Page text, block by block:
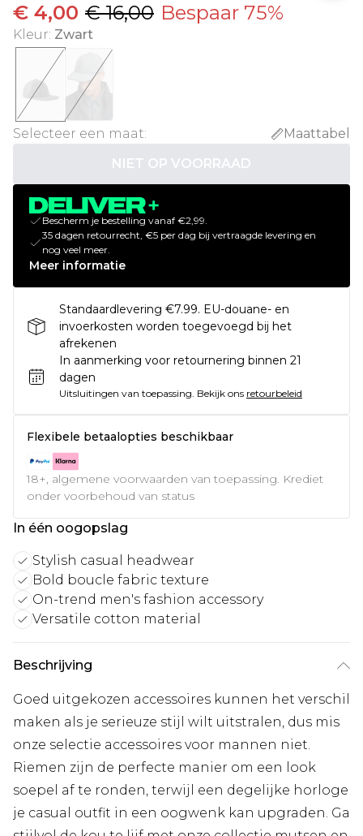
€ 4,00 € 16,00 Bespaar 75%
Kleur: Zwart
Selecteer een maat:
Maattabel
NIET OP VOORRAAD
Bescherm je bestelling vanaf €2,99.
35 dagen retourrecht, €5 per dag bij vertraagde levering en
nog veel meer.
Meer informatie
Standaardlevering €7.99. EU-douane- en
invoerkosten worden toegevoegd bij het
afrekenen
In aanmerking voor retournering binnen 21
dagen
Uitsluitingen van toepassing. Bekijk ons retourbeleid
Flexibele betaalopties beschikbaar
18+, algemene voorwaarden van toepassing. Krediet
onder voorbehoud van status
In één oogopslag
Stylish casual headwear
Bold boucle fabric texture
On-trend men's fashion accessory
Versatile cotton material
Beschrijving
Goed uitgekozen accessoires kunnen het verschil
maken als je serieuze stijl wilt uitstralen, dus mis
onze selectie accessoires voor mannen niet.
Riemen zijn de perfecte manier om een look
soepel af te ronden, terwijl een degelijke horloge
je casual outfit in een oogwenk kan upgraden. Ga